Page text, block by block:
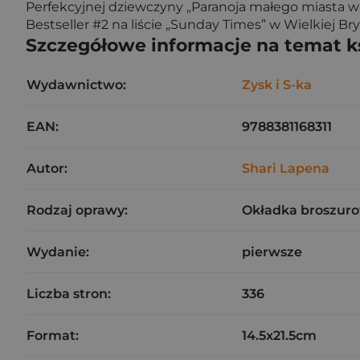
Perfekcyjnej dziewczyny „Paranoja małego miasta
Bestseller #2 na liście „Sunday Times” w Wielkiej
Szczegółowe informacje na temat
Wydawnictwo: Zysk i S-ka
EAN: 9788381168311
Autor: Shari Lapena
Rodzaj oprawy: Okładka
Wydanie: pierwsze
Liczba stron: 336
Format: 14.5x21.5cm